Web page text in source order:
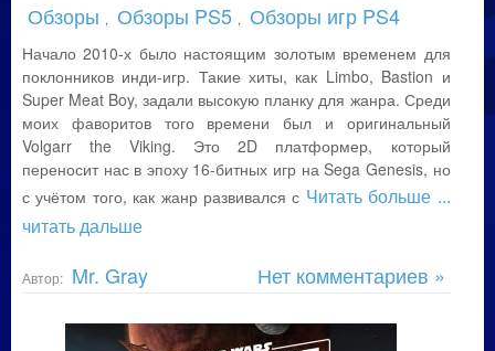
Обзоры Обзоры PS5 Обзоры игр PS4
Начало 2010-х было настоящим золотым временем для
поклонников инди-игр. Такие хиты, как Limbo, Bastion и
Super Meat Boy, задали высокую планку для жанра. Среди
моих фаворитов того времени был и оригинальный
Volgarr the Viking. Это 2D платформер, который
переносит нас в эпоху 16-битных игр на Sega Genesis, но
с учётом того, как жанр развивался с Читать больше ...
читать дальше
Автор: Mr. Gray Нет комментариев »